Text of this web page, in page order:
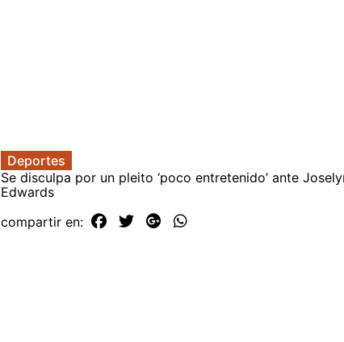
Deportes
Se disculpa por un pleito ‘poco entretenido’ ante
Edwards
compartir en: